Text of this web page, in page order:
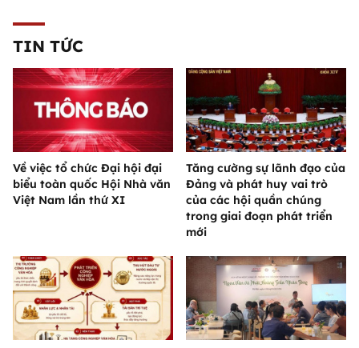
TIN TỨC
Về việc tổ chức Đại hội đại
biểu toàn quốc Hội Nhà văn
Việt Nam lần thứ XI
Tăng cường sự lãnh đạo của
Đảng và phát huy vai trò
của các hội quần chúng
trong giai đoạn phát triển
mới